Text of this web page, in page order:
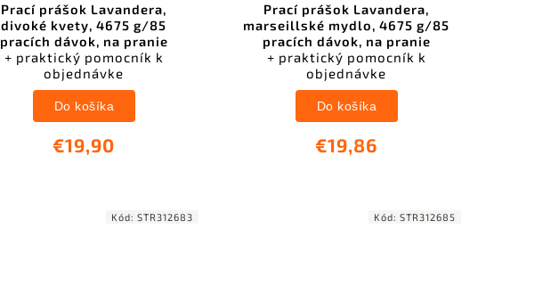
Prací prášok Lavandera,
divoké kvety, 4675 g/85
pracích dávok, na pranie
+ praktický pomocník k
objednávke
€19,90
Do košíka
Prací prášok Lavandera,
marseillské mydlo, 4675 g/85
pracích dávok, na pranie
+ praktický pomocník k
objednávke
€19,86
Do košíka
Kód:STR312683 Kód:STR312685